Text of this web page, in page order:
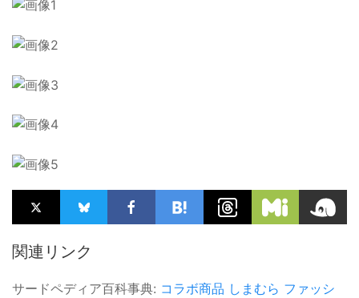
関連リンク
サードペディア百科事典: コラボ商品 しまむら ファッシ